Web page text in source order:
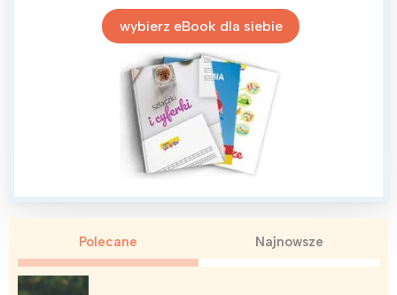
wybierz eBook dla siebie
Polecane Najnowsze